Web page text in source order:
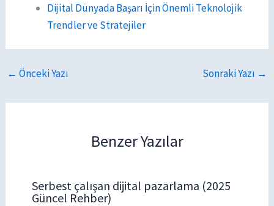
Dijital Dünyada Başarı İçin Önemli Teknolojik
Trendler ve Stratejiler
← Önceki Yazı Sonraki Yazı →
Benzer Yazılar
Serbest çalışan dijital pazarlama (2025
Güncel Rehber)